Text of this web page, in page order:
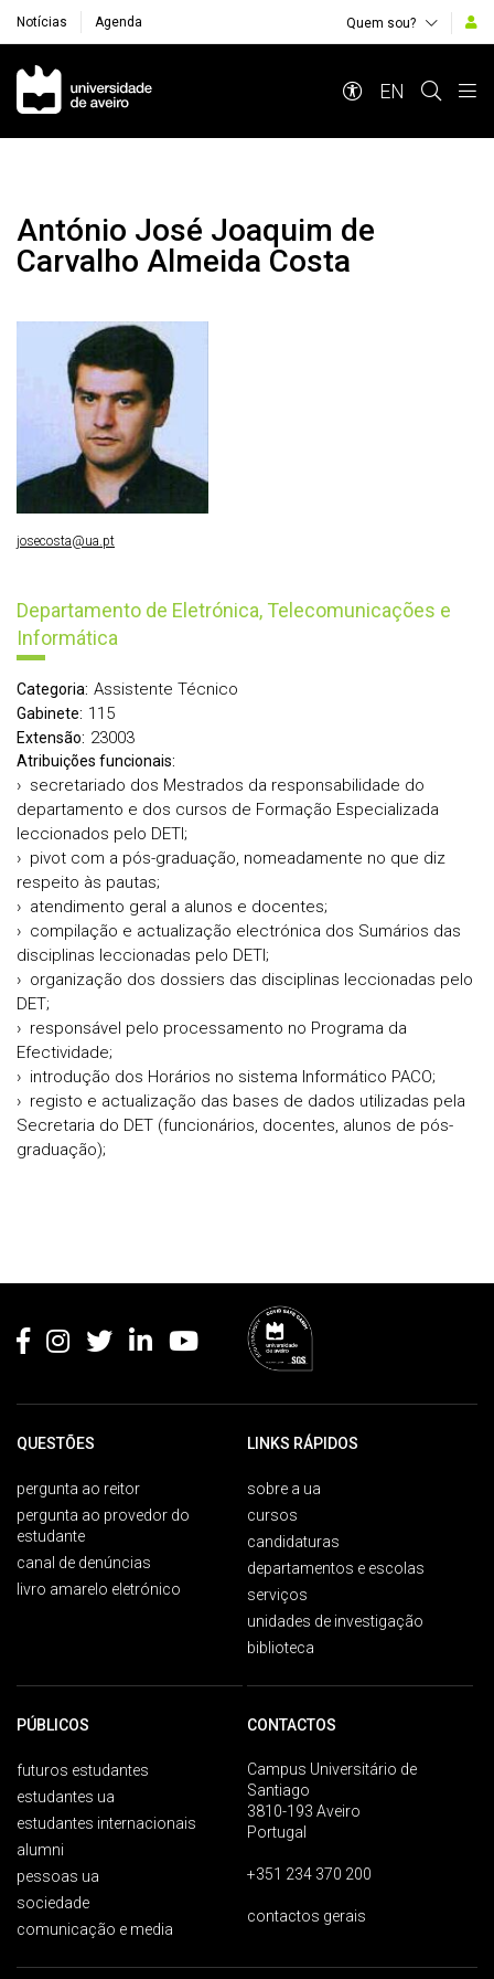
Notícias Agenda Quem sou?
Navegação Principal
EN
António José Joaquim de
Carvalho Almeida Costa
Departamento de Eletrónica, Telecomunicações e
Informática
Categoria: Assistente Técnico
Gabinete: 115
Extensão: 23003
Atribuições funcionais:
› secretariado dos Mestrados da responsabilidade do
departamento e dos cursos de Formação Especializada
leccionados pelo DETI;
› pivot com a pós-graduação, nomeadamente no que diz
respeito às pautas;
› atendimento geral a alunos e docentes;
› compilação e actualização electrónica dos Sumários das
disciplinas leccionadas pelo DETI;
› organização dos dossiers das disciplinas leccionadas pelo
DET;
› responsável pelo processamento no Programa da
Efectividade;
› introdução dos Horários no sistema Informático PACO;
› registo e actualização das bases de dados utilizadas pela
Secretaria do DET (funcionários, docentes, alunos de pós-
graduação);
josecosta@ua.pt
QUESTÕES
pergunta ao reitor
pergunta ao provedor do
estudante
canal de denúncias
livro amarelo eletrónico
LINKS RÁPIDOS
sobre a ua
cursos
candidaturas
departamentos e escolas
serviços
unidades de investigação
biblioteca
PÚBLICOS
futuros estudantes
estudantes ua
estudantes internacionais
alumni
pessoas ua
sociedade
comunicação e media
CONTACTOS
Campus Universitário de
Santiago
3810-193 Aveiro
Portugal
+351 234 370 200
contactos gerais